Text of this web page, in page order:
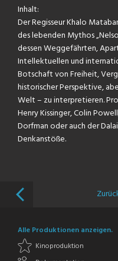
Inhalt:
Der Regisseur Khalo
des lebenden Mythos
dessen Weggefährten,
Intellektuellen und
Botschaft von Freiheit,
historischer Perspektive,
Welt – zu interpretieren.
Henry Kissinger, Colin
Dorfman oder auch der
Denkanstöße.
Alle Produktionen anzeigen.
Kinoproduktion